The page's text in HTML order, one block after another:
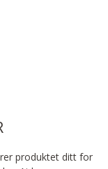
produktet ditt for